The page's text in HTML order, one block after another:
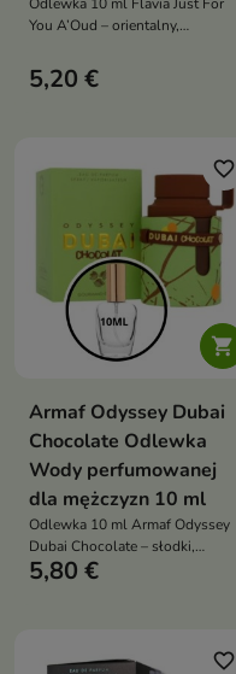
You A’Oud – orientalny,
zmysłowy zapach unisex z
oudem i wanilią
5,20 €

favorite_border
Armaf Odyssey Dubai
Chocolate Odlewka
Wody perfumowanej
dla mężczyzn 10 ml
Odlewka 10 ml Armaf Odyssey
Dubai Chocolate – słodki,
intensywny i luksusowy męski
5,80 €
favorite_border